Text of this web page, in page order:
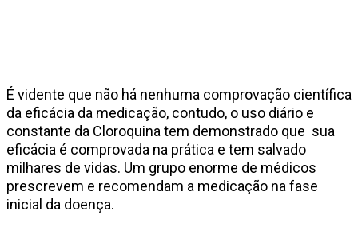
É vidente que não há nenhuma comprovação científica
da eficácia da medicação, contudo, o uso diário e
constante da Cloroquina tem demonstrado que sua
eficácia é comprovada na prática e tem salvado
milhares de vidas. Um grupo enorme de médicos
prescrevem e recomendam a medicação na fase
inicial da doença.